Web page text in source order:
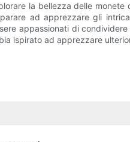
la bellezza delle
ad apprezzare gli
appassionati di
ispirato ad apprezzare